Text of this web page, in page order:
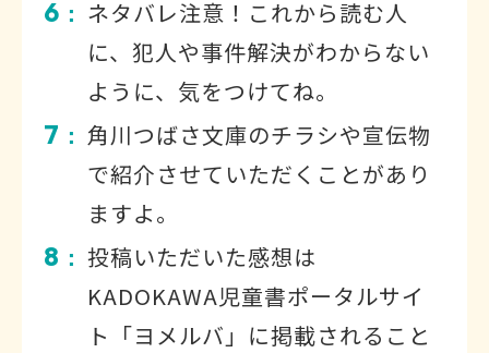
6 ： ネタバレ注意！これから読む人
に、犯人や事件解決がわからない
ように、気をつけてね。
7 ： 角川つばさ文庫のチラシや宣伝物
で紹介させていただくことがあり
ますよ。
8 ： 投稿いただいた感想は
KADOKAWA児童書ポータルサイ
ト「ヨメルバ」に掲載されること